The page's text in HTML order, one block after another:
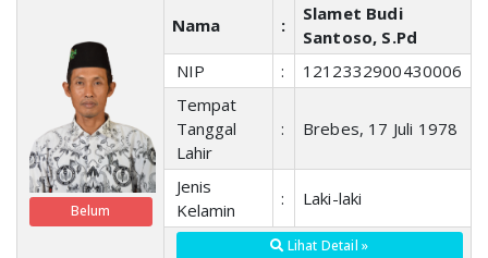
Belum
Nama :
Slamet Budi
Santoso, S.Pd
NIP
:
1212332900430006
Tempat
Tanggal
Lahir
: Brebes, 17 Juli 1978
Jenis
Kelamin
: Laki-laki
Lihat Detail »